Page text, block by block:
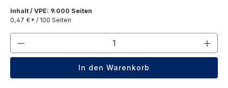
Inhalt / VPE: 9.000 Seiten
0,47 €* / 100 Seiten
Produkt Anzahl: Gib den
In den Warenkorb